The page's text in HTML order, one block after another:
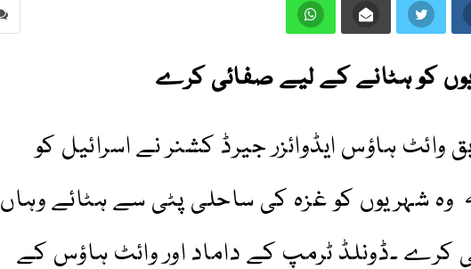
کو ہٹانے کے لیے صفائی کرے
وائٹ ہاؤس ایڈوائزر جیرڈ کشنر نے اسرائیل کو
وہ شہریوں کو غزہ کی ساحلی پٹی سے ہٹائے وہاں
۔ڈونلڈ ٹرمپ کے داماد اور وائٹ ہاؤس کے